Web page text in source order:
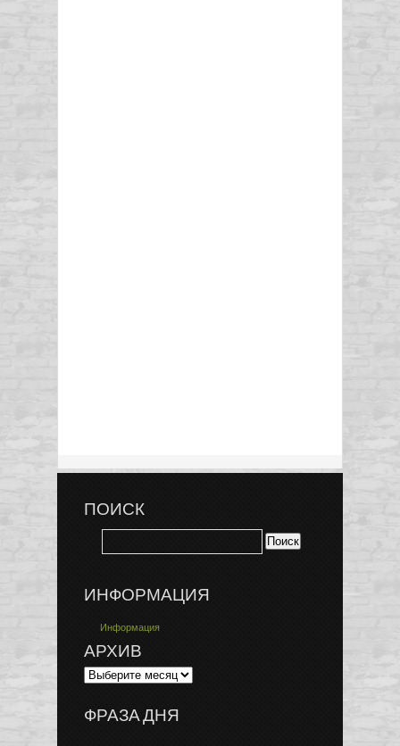
ПОИСК
ИНФОРМАЦИЯ
Информация
АРХИВ
ФРАЗА ДНЯ